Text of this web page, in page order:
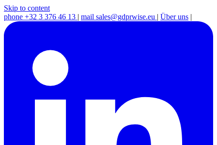
Skip to content
phone +32 3 376 46 13 | mail sales@gdprwise.eu | Über uns |